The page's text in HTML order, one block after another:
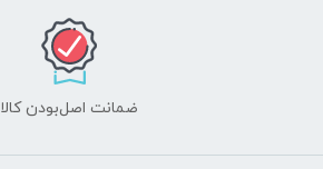
ضمانت اصل‌بودن کالا